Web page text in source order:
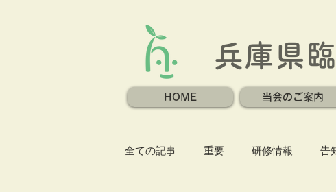
兵庫県
HOME 当会のご案内
全ての記事 重要 研修情報 告